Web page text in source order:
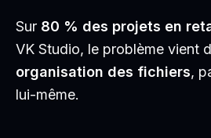
Sur 80 % des projets en
VK Studio, le problème vient
organisation des fichiers,
lui-même.